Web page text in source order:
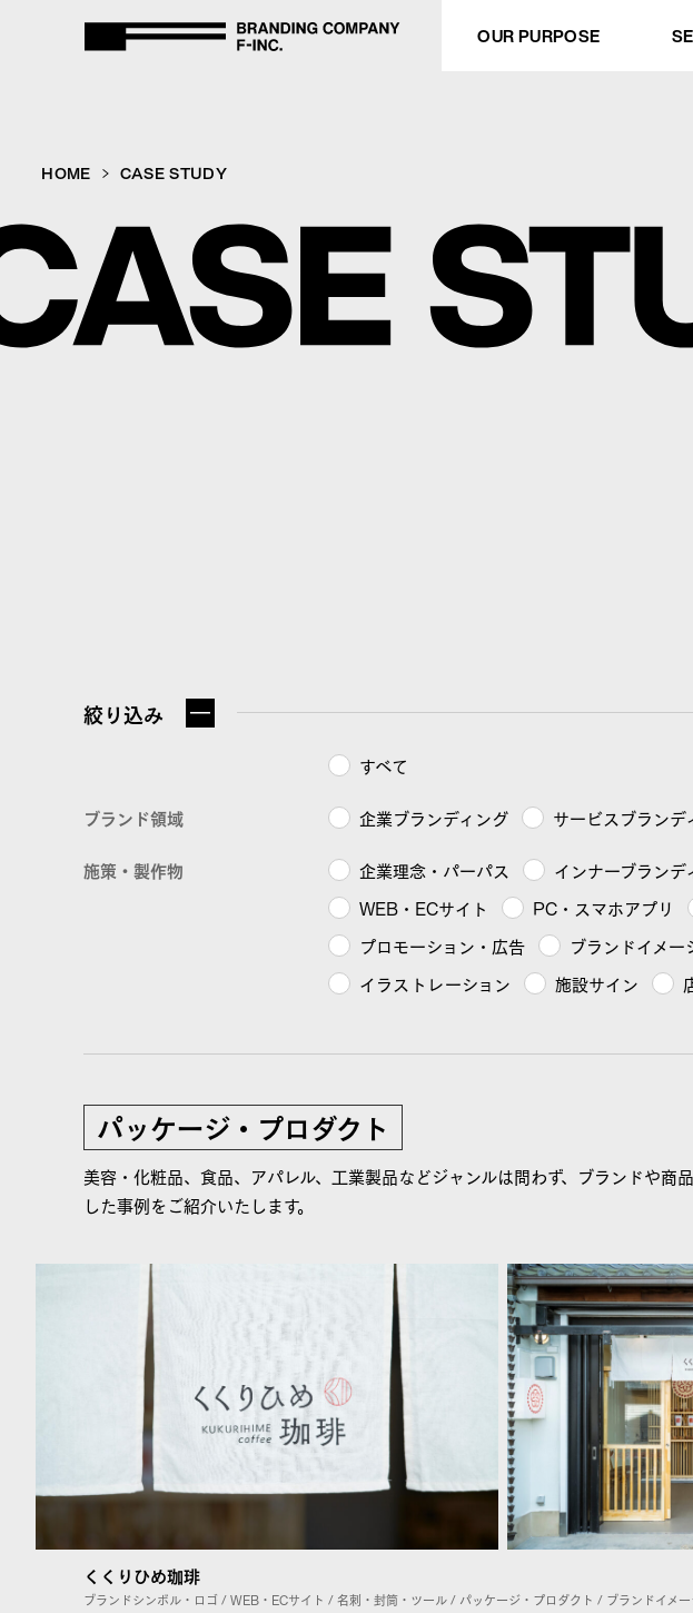
HOME
OUR PURPOSE
SERVICE
BRANDING COMPANY F-inc.OUR PURPOSE
HOME CASE STUDY
絞り込み
すべて
ブランド領域 企業ブランディング サービスブランデ
施策・製作物 企業理念・パーパス インナーブランデ
WEB・ECサイト
PC・スマホアプリ
プロモーション・広告
ブランドイメ
イラストレーション
施設サイン
パッケージ・プロダクト
美容・化粧品、食品、アパレル、工業製品などジャンルは問わず、ブランドや
した事例をご紹介いたします。
くくりひめ珈琲
ブランドシンボル・ロゴ / WEB・ECサイト / 名刺・封筒・ツール / パッケージ・プロダクト / ブランドイメ